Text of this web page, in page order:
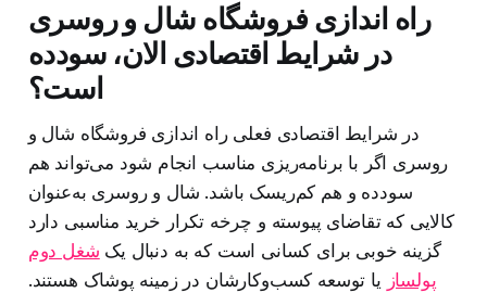
راه اندازی فروشگاه شال و روسری
در شرایط اقتصادی الان، سودده
است؟
در شرایط اقتصادی فعلی راه اندازی فروشگاه شال و
روسری اگر با برنامه‌ریزی مناسب انجام شود می‌تواند هم
سودده و هم کم‌ریسک باشد. شال و روسری به‌عنوان
کالایی که تقاضای پیوسته و چرخه تکرار خرید مناسبی دارد
گزینه خوبی برای کسانی است که به دنبال یک شغل دوم
پولساز یا توسعه کسب‌وکارشان در زمینه پوشاک هستند.